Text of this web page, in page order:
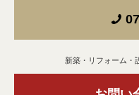
新築・リフォーム・